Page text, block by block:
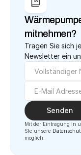
mitnehmen?
Tragen Sie sich
Newsletter ein
Senden
Mit der Eintragung in
SIe unsere
möglich.